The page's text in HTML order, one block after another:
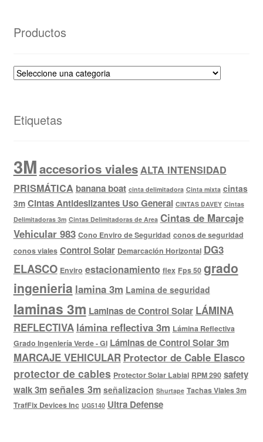
Productos
Etiquetas
3Maccesorios vialesALTA INTENSIDAD
PRISMÁTICA banana boat cinta delimitadora Cinta mixta cintas
3m Cintas Antideslizantes Uso General CINTAS DAVEY Cintas
Delimitadoras 3m Cintas Delimitadoras de Area Cintas de Marcaje
Vehicular 983 Cono Enviro de Seguridad conos de seguridad
conos viales Control Solar Demarcación Horizontal DG3
ELASCO Enviro estacionamiento flex Fps 50 grado
ingenieria lamina 3m Lamina de seguridad
laminas 3m Laminas de Control Solar LÁMINA
REFLECTIVA lámina reflectiva 3m Lámina Reflectiva
Grado Ingeniería Verde - GI Láminas de Control Solar 3m
MARCAJE VEHICULAR Protector de Cable Elasco
protector de cables Protector Solar Labial RPM 290 safety
walk 3mseñales 3m señalizacion Shurtape Tachas Viales 3m
TrafFix Devices Inc UG5140 Ultra Defense